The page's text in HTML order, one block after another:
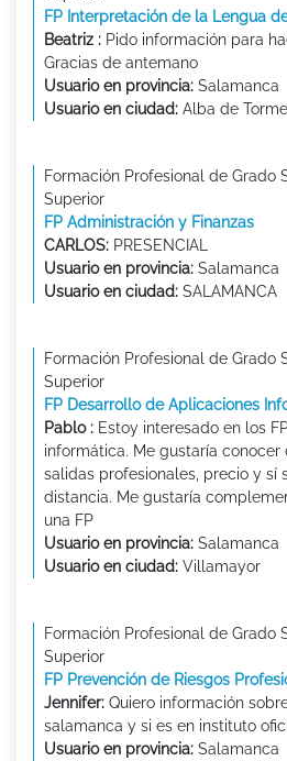
FP Interpretación de la Lengua
Beatriz : Pido información para
Gracias de antemano
Usuario en provincia: Salamanca
Usuario en ciudad: Alba de
Formación Profesional de Grado
Superior
FP Administración y Finanzas
CARLOS: PRESENCIAL
Usuario en provincia: Salamanca
Usuario en ciudad: SALAMANCA
Formación Profesional de Grado
Superior
FP Desarrollo de Aplicaciones
Pablo : Estoy interesado en los
informática. Me gustaría conocer
salidas profesionales, precio y sí
distancia. Me gustaría
una FP
Usuario en provincia: Salamanca
Usuario en ciudad: Villamayor
Formación Profesional de Grado
Superior
FP Prevención de Riesgos
Jennifer: Quiero información
salamanca y si es en instituto
Usuario en provincia: Salamanca